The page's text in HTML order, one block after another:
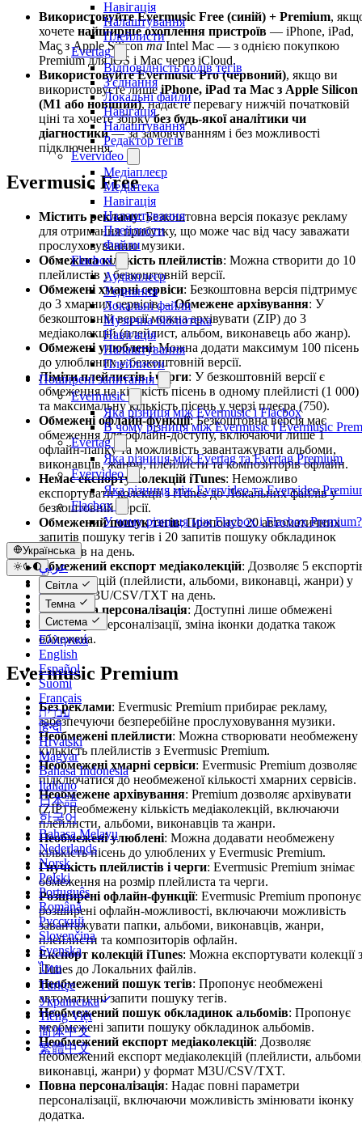
Навігація
Налаштування
Плейлисти
Evertag
Відповідність полів тегів
З'єднання
Локальні файли
Навігація
Налаштування
Редактор тегів
Evervideo
Медіаплеєр
Медіатека
Навігація
Налаштування
Плейлисти
Файли
Flacbox
Аудіоплеєр
З'єднання
Локальні файли
Музична бібліотека
Навігація
Налаштування
Плейлисти
Поширені запитання
Evermusic
Яка різниця між Evermusic і Flacbox
В чому різниця між Evermusic і Evermusic
Evertag
Яка різниця між Evertag та Evertag Premium
Evervideo
Яка різниця між Evervideo та Evervideo
Flacbox
У чому різниця між Flacbox і Flacbox Premium?
Українська
عربي
Català
Čeština
Dansk
Deutsch
Ελληνικά
English
Español
Suomi
Français
עברית
हिन्दी
Hrvatski
Magyar
Bahasa Indonesia
Italiano
日本語
한국어
Bahasa Melayu
Nederlands
Norsk
Polski
Português
Română
Русский
Slovenčina
Svenska
ไทย
Türkçe
Українська
Tiếng Việt
简体中文
繁體中文
Світла
Темна
Система
Використовуйте Evermusic Free (синій) + Premium,
хочете найширше охоплення пристроїв — iPhone, iPad,
Mac з Apple SiliconтаIntel Mac — з однією покупкою
Premium для iOS і Mac через iCloud.
Використовуйте Evermusic Pro (червоний), якщо ви
використовуєте лишеiPhone, iPad та Mac з Apple Silicon
(M1 або новіший), надаєте перевагу нижчій початковій
ціні та хочете збіркубез будь-якої аналітики чи
діагностики— за замовчуванням і без можливості
підключення.
Evermusic Free
Містить рекламу: Безкоштовна версія показує рекламу
для отримання прибутку, що може час від часу заважати
прослуховуванню музики.
Обмежена кількість плейлистів: Можна створити до 10
плейлистів у безкоштовній версії.
Обмежені хмарні сервіси: Безкоштовна версія підтримує
до 3 хмарних сервісів. –Обмежене архівування: У
безкоштовній версії можна архівувати (ZIP) до 3
медіаколекцій (плейлист, альбом, виконавець або жанр).
Обмежені улюблені: Можна додати максимум 100 пісень
до улюблених у безкоштовній версії.
Ліміти плейлистів і черги: У безкоштовній версії є
обмеження на кількість пісень в одному плейлисті (1 000)
та максимальну кількість пісень у черзі плеєра (750).
Обмежені офлайн-функції: Безкоштовна версія має
обмеження для офлайн-доступу, включаючи лише 1
офлайн-папку та можливість завантажувати альбоми,
виконавців, жанри, плейлисти та композиторів офлайн.
Немає експорту колекцій iTunes: Неможливо
експортувати колекції з iTunes до Локальних файлів у
безкоштовній версії.
Обмежений пошук тегів: Пропонує 20 автоматичних
запитів пошуку тегів і 20 запитів пошуку обкладинок
альбомів на день.
Обмежений експорт медіаколекцій: Дозволяє 5
медіаколекцій (плейлисти, альбоми, виконавці, жанри) у
формат M3U/CSV/TXT на день.
Обмежена персоналізація: Доступні лише обмежені
параметри персоналізації, зміна іконки додатка також
обмежена.
Evermusic Premium
Без реклами: Evermusic Premium прибирає рекламу,
забезпечуючи безперебійне прослуховування музики.
Необмежені плейлисти: Можна створювати необмежену
кількість плейлистів з Evermusic Premium.
Необмежені хмарні сервіси: Evermusic Premium дозволяє
підключатися до необмеженої кількості хмарних сервісів.
Необмежене архівування: Premium дозволяє архівувати
(ZIP) необмежену кількість медіаколекцій, включаючи
плейлисти, альбоми, виконавців та жанри.
Необмежені улюблені: Можна додавати необмежену
кількість пісень до улюблених у Evermusic Premium.
Гнучкість плейлистів і черги: Evermusic Premium знімає
обмеження на розмір плейлиста та черги.
Розширені офлайн-функції: Evermusic Premium пропонує
розширені офлайн-можливості, включаючи можливість
завантажувати папки, альбоми, виконавців, жанри,
плейлисти та композиторів офлайн.
Експорт колекцій iTunes: Можна експортувати колекції з
iTunes до Локальних файлів.
Необмежений пошук тегів: Пропонує необмежені
автоматичні запити пошуку тегів.
Необмежений пошук обкладинок альбомів: Пропонує
необмежені запити пошуку обкладинок альбомів.
Необмежений експорт медіаколекцій: Дозволяє
необмежений експорт медіаколекцій (плейлисти,
виконавці, жанри) у формат M3U/CSV/TXT.
Повна персоналізація: Надає повні параметри
персоналізації, включаючи можливість змінювати іконку
додатка.